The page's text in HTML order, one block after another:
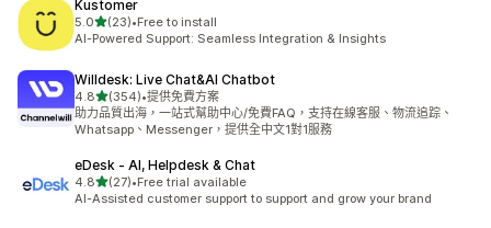
Kustomer
5.0滿分 5 顆星
(23)
共有 23 則評價
•Free to install
AI-Powered Support: Seamless Integration & Insights
Willdesk: Live Chat&AI Chatbot
4.8滿分 5 顆星
(354)
共有 354 則評價
•提供免費方案
助力品質出海，一站式幫助中心/免費FAQ，支持在線客服、物流追踪、
Whatsapp、Messenger，提供全中文1對1服務
eDesk ‑ AI, Helpdesk & Chat
4.8滿分 5 顆星
(27)
共有 27 則評價
•Free trial available
AI-Assisted customer support to support and grow your brand